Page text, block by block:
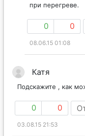
при перегреве.
0 0
08.06.15 01:08
Катя
Подскажите , как
0 0
03.08.15 21:53